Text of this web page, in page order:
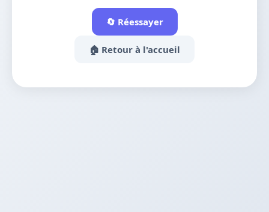
🔄 Réessayer
🏠 Retour à l'accueil